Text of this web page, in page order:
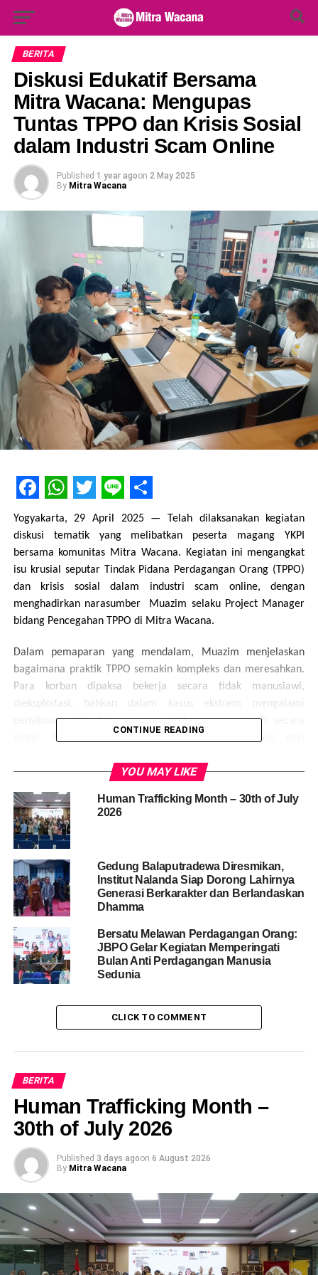
for:
BERITA
Diskusi Edukatif Bersama
Mitra Wacana: Mengupas
Tuntas TPPO dan Krisis Sosial
dalam Industri Scam Online
Published 1 year agoon 2 May 2025
By Mitra Wacana
Facebook
WhatsApp
Twitter
LineShare
Yogyakarta, 29 April 2025 — Telah dilaksanakan kegiatan
diskusi tematik yang melibatkan peserta magang YKPI
bersama komunitas Mitra Wacana. Kegiatan ini mengangkat
isu krusial seputar Tindak Pidana Perdagangan Orang (TPPO)
dan krisis sosial dalam industri scam online, dengan
menghadirkan narasumber Muazim selaku Project Manager
bidang Pencegahan TPPO di Mitra Wacana.
Dalam pemaparan yang mendalam, Muazim menjelaskan
bagaimana praktik TPPO semakin kompleks dan meresahkan.
Para korban dipaksa bekerja secara tidak manusiawi,
penyiksaan fisik hingga pengambilan organ tubuh secara
ilegal. Modus-modus kejahatan ini kerap dimulai dari
tergiur janji penghasilan besar.
Data dari Kabareskrim Mabes Polri, Komjen Pol. Wahyu
Widada, mengungkapkan bahwa sejak awal tahun 2025 telah
ditangani sebanyak 609 kasus TPPO, dengan 1.503 korban dan
serta mendesak untuk segera ditangani secara serius dan
sistematis.
Diskusi ini juga menyoroti keterkaitan TPPO dengan maraknya
industri scam online. Para pelaku membangun sistem yang
penipuan yang memanfaatkan sisi psikologis manusia, seperti
keserakahan dan keinginan instan untuk meraih keuntungan.
Bentuk-bentuk penipuan yang dibahas antara lain pinjaman
online (pinjol), investasi kripto fiktif, hingga penipuan berkedok
platform e-commerce palsu seperti “Tiktok Mall” dan “Shopee
CONTINUE READING
YOU MAY LIKE
Human Trafficking Month – 30th of July
2026
Gedung Balaputradewa Diresmikan,
Institut Nalanda Siap Dorong Lahirnya
Generasi Berkarakter dan Berlandaskan
Dhamma
Bersatu Melawan Perdagangan Orang:
JBPO Gelar Kegiatan Memperingati
Bulan Anti Perdagangan Manusia
Sedunia
CLICK TO COMMENT
BERITA
Human Trafficking Month –
30th of July 2026
Published 3 days agoon 6 August 2026
By Mitra Wacana